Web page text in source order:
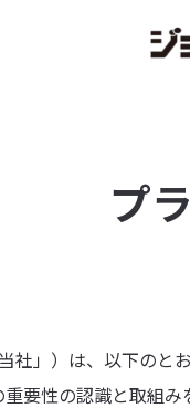
プ
」）は、以下のと
要性の認識と取組み